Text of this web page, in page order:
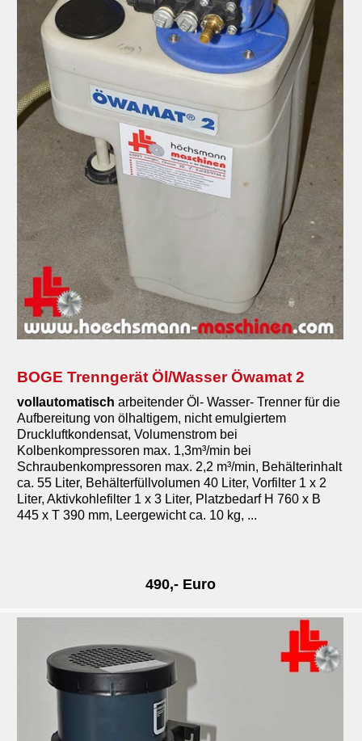
BOGE Trenngerät Öl/Wasser Öwamat 2
vollautomatisch arbeitender Öl- Wasser- Trenner für die
Aufbereitung von ölhaltigem, nicht emulgiertem
Druckluftkondensat, Volumenstrom bei
Kolbenkompressoren max. 1,3m³/min bei
Schraubenkompressoren max. 2,2 m³/min, Behälterinhalt
ca. 55 Liter, Behälterfüllvolumen 40 Liter, Vorfilter 1 x 2
Liter, Aktivkohlefilter 1 x 3 Liter, Platzbedarf H 760 x B
445 x T 390 mm, Leergewicht ca. 10 kg, ...
490,- Euro